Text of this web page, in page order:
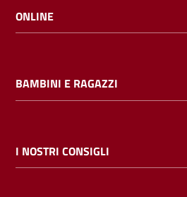
Cerca nei
cataloghi
Chiedi al
ONLINE
BAMBINI E RAGAZZI
I NOSTRI CONSIGLI